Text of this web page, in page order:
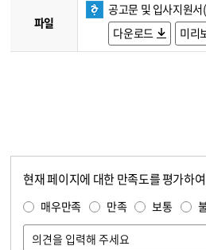
파일
공고문 및 입사지원
다운로드
미리
현재 페이지에 대한 만족도를 평가하
매우만족 만족 보통